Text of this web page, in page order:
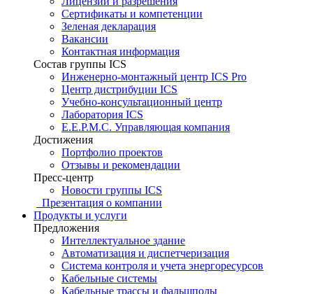
Сертификаты и компетенции
Зеленая декларация
Вакансии
Контактная информация
Состав группы ICS
Инженерно-монтажный центр ICS Pro
Центр дистрибуции ICS
Учебно-консультационный центр
Лаборатория ICS
E.E.P.M.C. Управляющая компания
Достижения
Портфолио проектов
Отзывы и рекомендации
Пресс-центр
Новости группы ICS
Презентация о компании
Продукты и услуги
Предложения
Интеллектуальное здание
Автоматизация и диспетчеризация
Система контроля и учета энергоресурсов
Кабельные системы
Кабельные трассы и фальшполы